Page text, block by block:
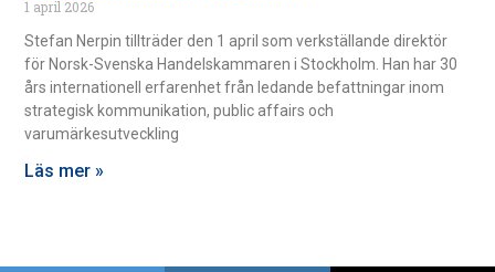
1 april 2026
Stefan Nerpin tillträder den 1 april som verkställande direktör
för Norsk-Svenska Handelskammaren i Stockholm. Han har 30
års internationell erfarenhet från ledande befattningar inom
strategisk kommunikation, public affairs och
varumärkesutveckling
Läs mer »